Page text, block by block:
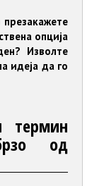
опција
Изволте
идеја да го
термин
од